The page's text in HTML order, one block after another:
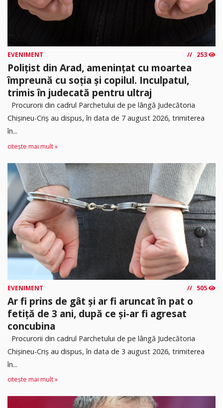
EVENIMENT 253
Polițist din Arad, amenințat cu moartea
împreună cu soția și copilul. Inculpatul,
trimis în judecată pentru ultraj
Procurorii din cadrul Parchetului de pe lângă Judecătoria
Chișineu-Criș au dispus, în data de 7 august 2026, trimiterea
în...
citește mai mult »
EVENIMENT 505
Ar fi prins de gât și ar fi aruncat în pat o
fetiță de 3 ani, după ce și-ar fi agresat
concubina
Procurorii din cadrul Parchetului de pe lângă Judecătoria
Chișineu-Criș au dispus, în data de 3 august 2026, trimiterea
în...
citește mai mult »